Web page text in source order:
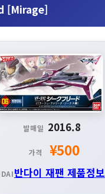
[Mirage]
발매일 2016.8
가격 ¥500
반다이 재팬 제품정보